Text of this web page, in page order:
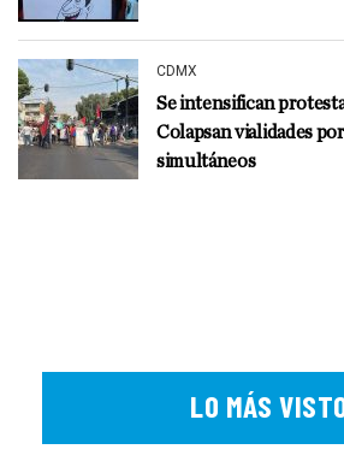
CDMX
Se intensifican
Colapsan vialidades
simultáneos
LO MÁS